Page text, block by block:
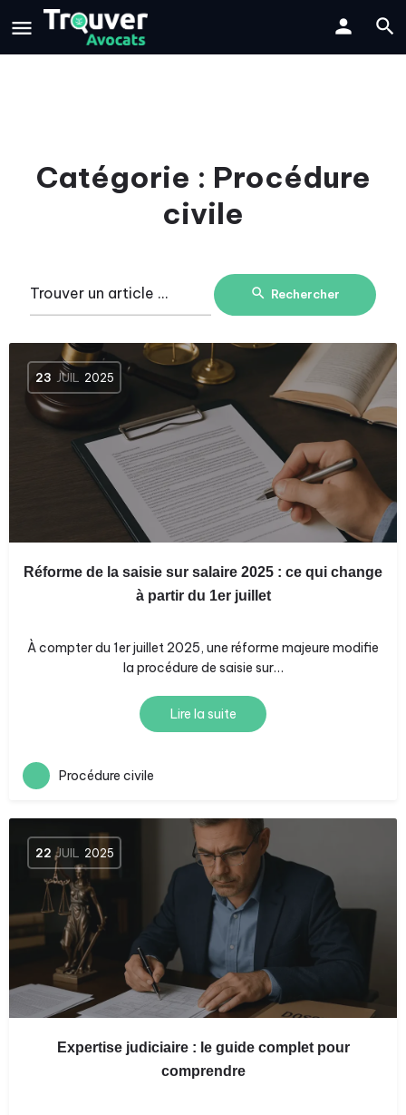
Catégorie : Procédure
civile
Rechercher
23 JUIL 2025
Réforme de la saisie sur salaire 2025 : ce qui change
à partir du 1er juillet
À compter du 1er juillet 2025, une réforme majeure modifie
la procédure de saisie sur…
Lire la suite
Procédure civile
22 JUIL 2025
Expertise judiciaire : le guide complet pour
comprendre